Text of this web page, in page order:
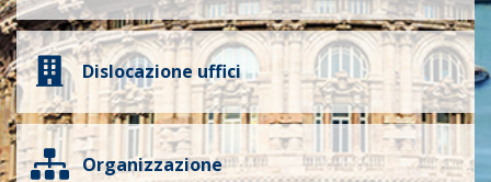
Dislocazione uffici
Organizzazione